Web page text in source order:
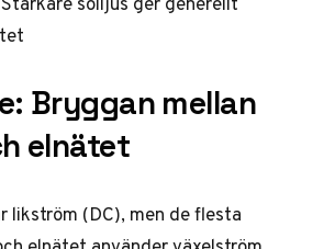
Bryggan mellan
elnätet
likström (DC), men de flesta